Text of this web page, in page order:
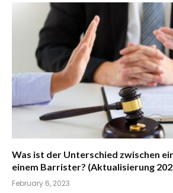
Was ist der Unterschied zwischen
einem Barrister? (Aktualisierung
February 6, 2023